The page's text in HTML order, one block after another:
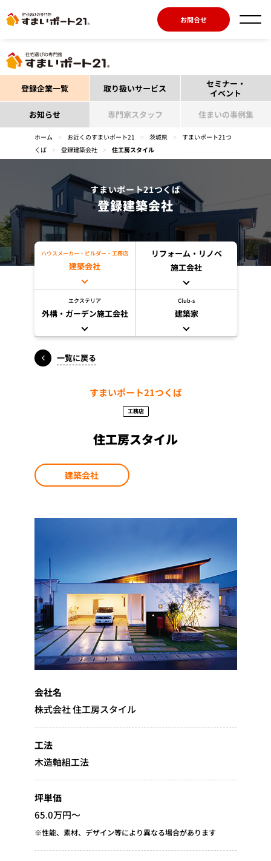
お問合せ
登録企業一覧 取り扱いサービス
セミナー・
イベント
お知らせ
専門家スタッフ 住まいの事例集
ホーム > お近くのすまいポート21 > 茨城県 >
すまいポート21つ
くば
> 登録建築会社 > 住工房スタイル
すまいポート21つくば
登録建築会社
ハウスメーカー・ビルダー・工務店
建築会社
リフォーム・リノベ
施工会社
エクステリア
外構・ガーデン施工会社
Club-s
建築家
一覧に戻る
すまいポート21つくば
工務店
住工房スタイル
建築会社
会社名
株式会社 住工房スタイル
工法
木造軸組工法
坪単価
65.0万円～
※性能、素材、デザイン等により異なる場合があります